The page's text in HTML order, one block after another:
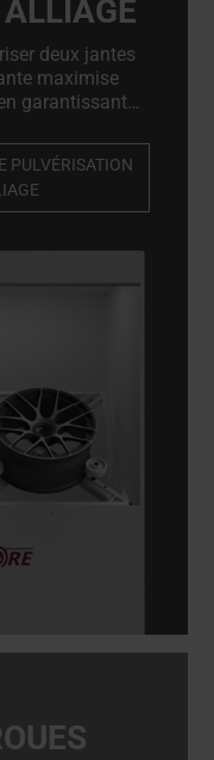
deux jantes
maximise
garantissant
entièrement
à l'évolution
pour
PULVÉRISATION